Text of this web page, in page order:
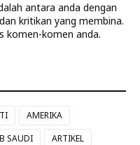
antara anda dengan
kritikan yang membina.
komen-komen anda.
AMERIKA
SAUDI
ARTIKEL